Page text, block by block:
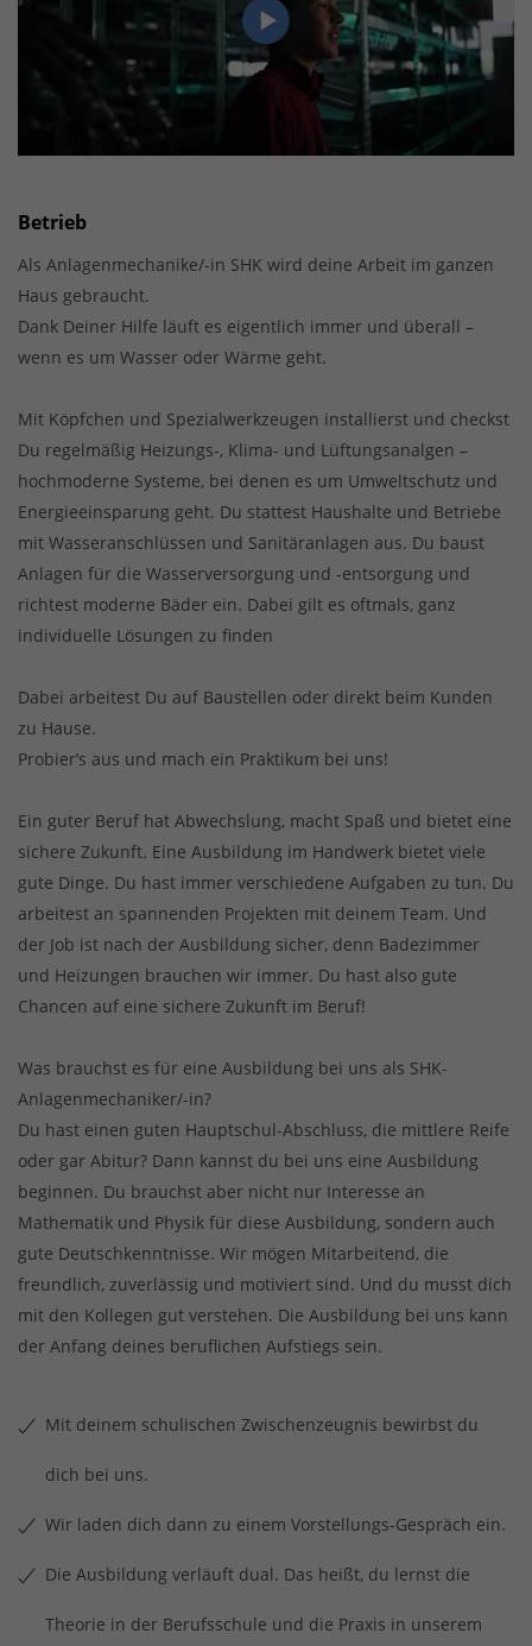
Betrieb
Als Anlagenmechanike/-in SHK wird deine Arbeit im ganzen
Haus gebraucht.
Dank Deiner Hilfe läuft es eigentlich immer und überall –
wenn es um Wasser oder Wärme geht.
Mit Köpfchen und Spezialwerkzeugen installierst und checkst
Du regelmäßig Heizungs-, Klima- und Lüftungsanalgen –
hochmoderne Systeme, bei denen es um Umweltschutz und
Energieeinsparung geht. Du stattest Haushalte und Betriebe
mit Wasseranschlüssen und Sanitäranlagen aus. Du baust
Anlagen für die Wasserversorgung und -entsorgung und
richtest moderne Bäder ein. Dabei gilt es oftmals, ganz
individuelle Lösungen zu finden
Dabei arbeitest Du auf Baustellen oder direkt beim Kunden
zu Hause.
Probier’s aus und mach ein Praktikum bei uns!
Ein guter Beruf hat Abwechslung, macht Spaß und bietet eine
sichere Zukunft. Eine Ausbildung im Handwerk bietet viele
gute Dinge. Du hast immer verschiedene Aufgaben zu tun. Du
arbeitest an spannenden Projekten mit deinem Team. Und
der Job ist nach der Ausbildung sicher, denn Badezimmer
und Heizungen brauchen wir immer. Du hast also gute
Chancen auf eine sichere Zukunft im Beruf!
Was brauchst es für eine Ausbildung bei uns als SHK-
Anlagenmechaniker/-in?
Du hast einen guten Hauptschul-Abschluss, die mittlere Reife
oder gar Abitur? Dann kannst du bei uns eine Ausbildung
beginnen. Du brauchst aber nicht nur Interesse an
Mathematik und Physik für diese Ausbildung, sondern auch
gute Deutschkenntnisse. Wir mögen Mitarbeitend, die
freundlich, zuverlässig und motiviert sind. Und du musst dich
mit den Kollegen gut verstehen. Die Ausbildung bei uns kann
der Anfang deines beruflichen Aufstiegs sein.
Mit deinem schulischen Zwischenzeugnis bewirbst du
dich bei uns.
Wir laden dich dann zu einem Vorstellungs-Gespräch ein.
Die Ausbildung verläuft dual. Das heißt, du lernst die
Theorie in der Berufsschule und die Praxis in unserem